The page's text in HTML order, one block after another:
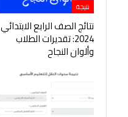
نتيجة
نتائج الصف الرابع الابتدائي
2024: تقديرات الطلاب
وألوان النجاح